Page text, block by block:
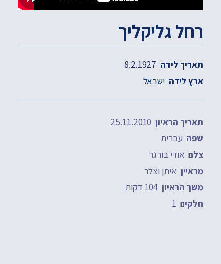
רחל גליקליך
תאריך לידה
ארץ לידה ישראל
תאריך הראיון
שפה עברית
צלם אודי בורגר
מראיין איתן וצלר
משך הראיון 104 דקות
חלקים